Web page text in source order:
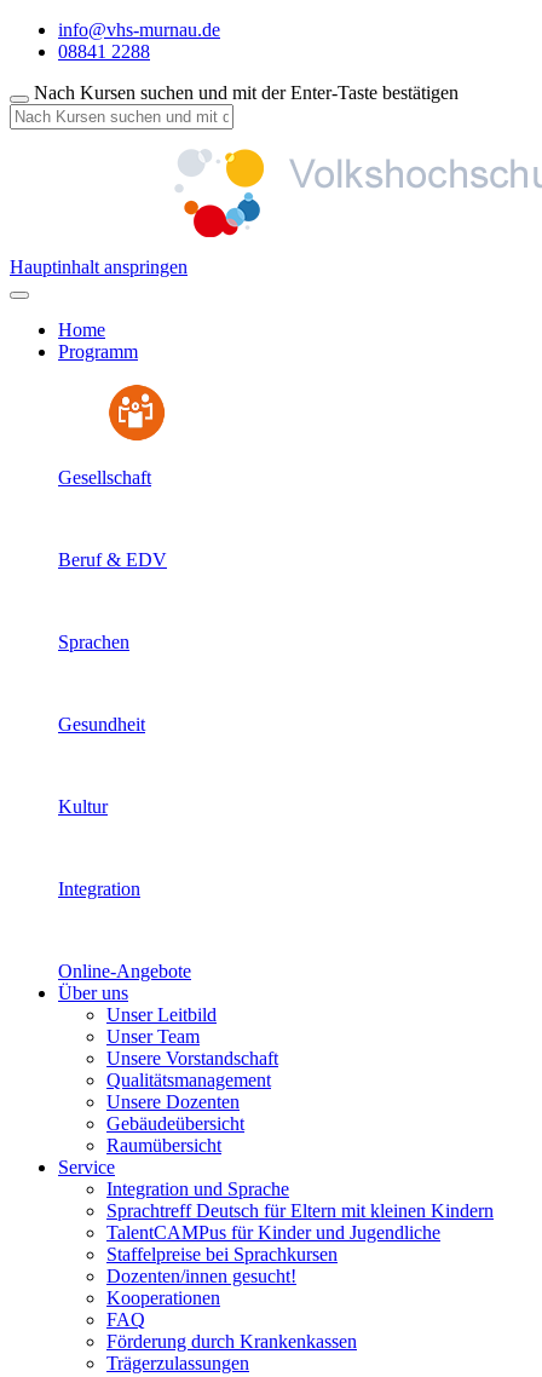
info@vhs-murnau.de
08841 2288
Nach Kursen suchen und mit der Enter-Taste bestätigen
Hauptinhalt anspringen
Home
Programm
Gesellschaft
Beruf & EDV
Sprachen
Gesundheit
Kultur
Integration
Online-Angebote
Über uns
Unser Leitbild
Unser Team
Unsere Vorstandschaft
Qualitätsmanagement
Unsere Dozenten
Gebäudeübersicht
Raumübersicht
Service
Integration und Sprache
Sprachtreff Deutsch für Eltern mit kleinen Kindern
TalentCAMPus für Kinder und Jugendliche
Staffelpreise bei Sprachkursen
Dozenten/innen gesucht!
Kooperationen
FAQ
Förderung durch Krankenkassen
Trägerzulassungen